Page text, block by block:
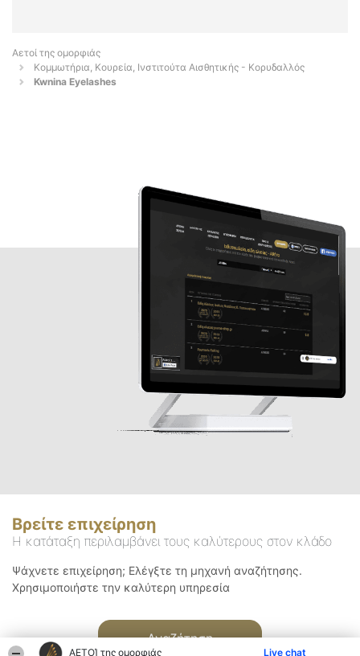
ΑΕΤΟΊ της ομορφιάς Live chat
Αετοί της ομορφιάς
Κομμωτήρια, Κουρεία, Ινστιτούτα Αισθητικής - Κορυδαλλός
Kwnina Eyelashes
Βρείτε επιχείρηση
Η κατάταξη περιλαμβάνει τους καλύτερους στον κλάδο
Ψάχνετε επιχείρηση; Ελέγξτε τη μηχανή αναζήτησης.
Χρησιμοποιήστε την καλύτερη υπηρεσία
Αναζήτηση